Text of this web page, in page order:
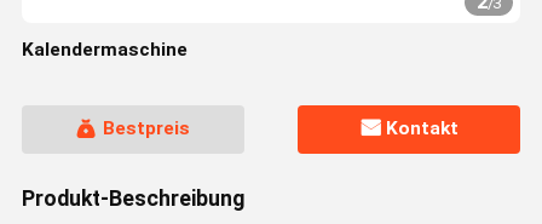
Kalendermaschine
Bestpreis Kontakt
Produkt-Beschreibung